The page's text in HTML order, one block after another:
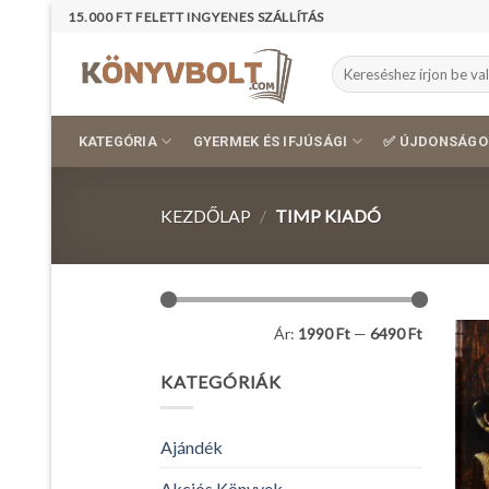
Skip
content
15.000 FT FELETT INGYENES SZÁLLÍTÁS
Keresés
a
KATEGÓRIA GYERMEK ÉS IFJÚSÁGI ✅
KEZDŐLAP / TIMP KIADÓ
Ár: 1990 Ft — 6490 Ft
KATEGÓRIÁK
Ajándék